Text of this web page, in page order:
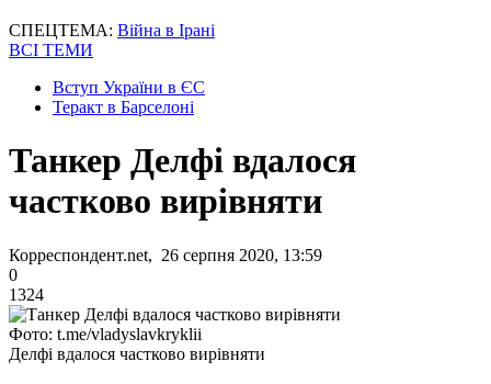
СПЕЦТЕМА: Війна в Ірані
ВСІ ТЕМИ
Вступ України в ЄС
Теракт в Барселоні
Танкер Делфі вдалося
частково вирівняти
Корреспондент.net, 26 серпня 2020, 13:59
0
1324
Фото: t.me/vladyslavkryklii
Делфі вдалося частково вирівняти